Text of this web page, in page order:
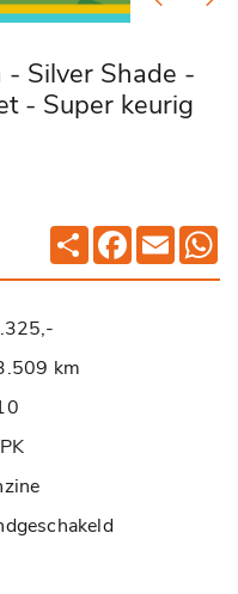
- Silver Shade -
- Super keurig
Deel Facebook
Email
km